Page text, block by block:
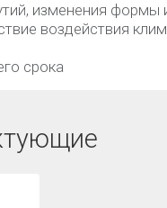
изменения формы
воздействия
срока